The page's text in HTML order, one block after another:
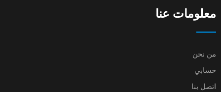
معلومات عنا
من نحن
حسابي
اتصل بنا